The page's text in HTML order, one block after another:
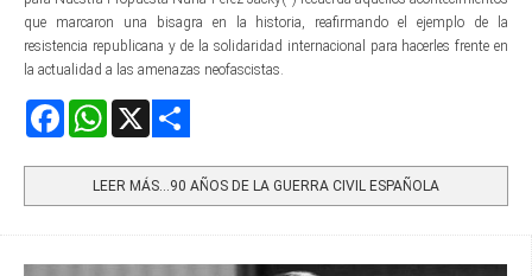
que marcaron una bisagra en la historia, reafirmando el ejemplo de la
resistencia republicana y de la solidaridad internacional para hacerles frente en
la actualidad a las amenazas neofascistas.
FacebookWhatsApp
LEER MÁS…90 AÑOS DE LA GUERRA CIVIL ESPAÑOLA